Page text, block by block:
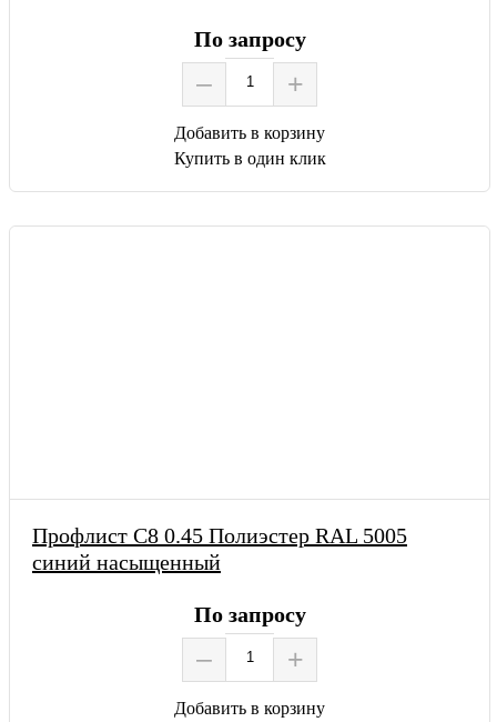
По запросу
– +
Добавить в корзину
Купить в один клик
Профлист С8 0.45 Полиэстер RAL 5005
синий насыщенный
По запросу
– +
Добавить в корзину